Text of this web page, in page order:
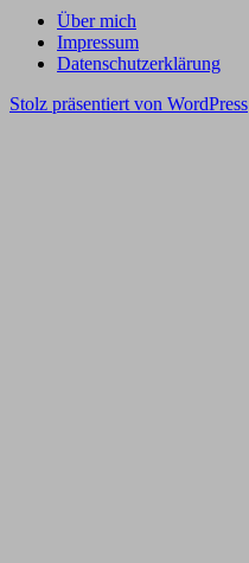
Über mich
Impressum
Datenschutzerklärung
Stolz präsentiert von WordPress